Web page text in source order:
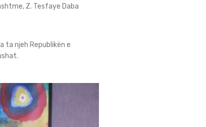
Z. Tesfaye Daba
ta njeh Republikën e